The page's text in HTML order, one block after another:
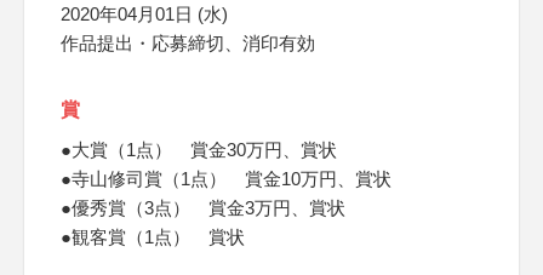
2020年04月01日 (水)
作品提出・応募締切、消印有効
賞
●大賞（1点） 賞金30万円、賞状
●寺山修司賞（1点） 賞金10万円、賞状
●優秀賞（3点） 賞金3万円、賞状
●観客賞（1点） 賞状